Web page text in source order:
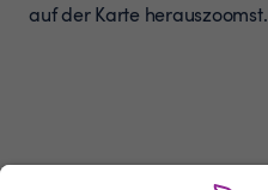
auf der Karte herauszoomst.